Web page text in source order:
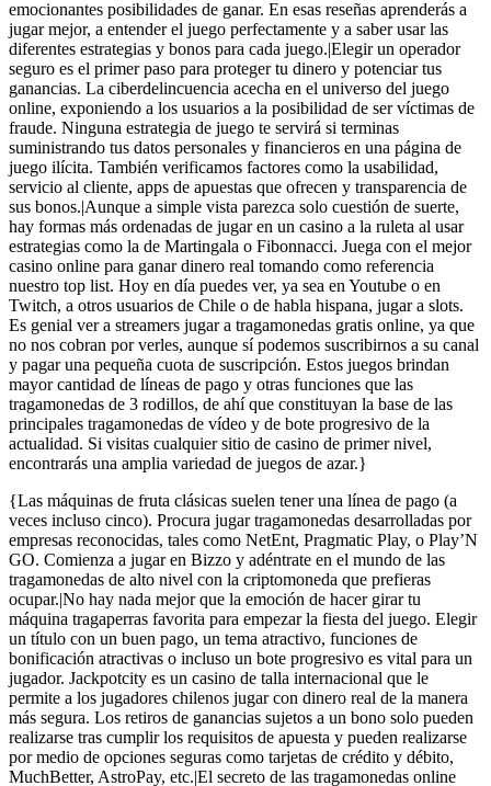
emocionantes posibilidades de ganar. En esas reseñas aprenderás a
jugar mejor, a entender el juego perfectamente y a saber usar las
diferentes estrategias y bonos para cada juego.|Elegir un operador
seguro es el primer paso para proteger tu dinero y potenciar tus
ganancias. La ciberdelincuencia acecha en el universo del juego
online, exponiendo a los usuarios a la posibilidad de ser víctimas de
fraude. Ninguna estrategia de juego te servirá si terminas
suministrando tus datos personales y financieros en una página de
juego ilícita. También verificamos factores como la usabilidad,
servicio al cliente, apps de apuestas que ofrecen y transparencia de
sus bonos.|Aunque a simple vista parezca solo cuestión de suerte,
hay formas más ordenadas de jugar en un casino a la ruleta al usar
estrategias como la de Martingala o Fibonnacci. Juega con el mejor
casino online para ganar dinero real tomando como referencia
nuestro top list. Hoy en día puedes ver, ya sea en Youtube o en
Twitch, a otros usuarios de Chile o de habla hispana, jugar a slots.
Es genial ver a streamers jugar a tragamonedas gratis online, ya que
no nos cobran por verles, aunque sí podemos suscribirnos a su canal
y pagar una pequeña cuota de suscripción. Estos juegos brindan
mayor cantidad de líneas de pago y otras funciones que las
tragamonedas de 3 rodillos, de ahí que constituyan la base de las
principales tragamonedas de vídeo y de bote progresivo de la
actualidad. Si visitas cualquier sitio de casino de primer nivel,
encontrarás una amplia variedad de juegos de azar.}
{Las máquinas de fruta clásicas suelen tener una línea de pago (a
veces incluso cinco). Procura jugar tragamonedas desarrolladas por
empresas reconocidas, tales como NetEnt, Pragmatic Play, o Play’N
GO. Comienza a jugar en Bizzo y adéntrate en el mundo de las
tragamonedas de alto nivel con la criptomoneda que prefieras
ocupar.|No hay nada mejor que la emoción de hacer girar tu
máquina tragaperras favorita para empezar la fiesta del juego. Elegir
un título con un buen pago, un tema atractivo, funciones de
bonificación atractivas o incluso un bote progresivo es vital para un
jugador. Jackpotcity es un casino de talla internacional que le
permite a los jugadores chilenos jugar con dinero real de la manera
más segura. Los retiros de ganancias sujetos a un bono solo pueden
realizarse tras cumplir los requisitos de apuesta y pueden realizarse
por medio de opciones seguras como tarjetas de crédito y débito,
MuchBetter, AstroPay, etc.|El secreto de las tragamonedas online